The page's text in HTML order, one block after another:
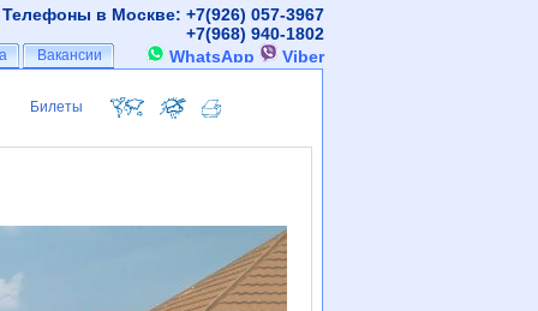
Билеты
Билеты
Телефоны в Москве: +7(926) 057-3967
+7(968) 940-1802
WhatsApp
Viber
Вакансии
Вакансии